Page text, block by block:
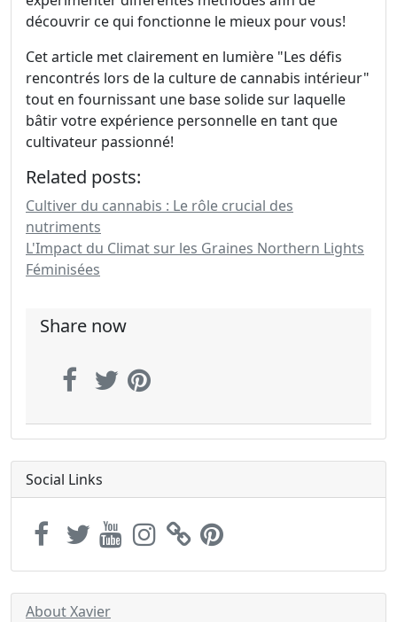
découvrir ce qui fonctionne le mieux pour vous!
Cet article met clairement en lumière "Les défis
rencontrés lors de la culture de cannabis intérieur"
tout en fournissant une base solide sur laquelle
bâtir votre expérience personnelle en tant que
cultivateur passionné!
Related posts:
Cultiver du cannabis : Le rôle crucial des
nutriments
L'Impact du Climat sur les Graines Northern Lights
Féminisées
Share now
Social Links
About Xavier